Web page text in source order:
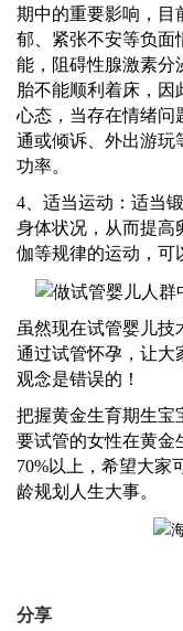
期中的重要影响，目
郁、紧张不安等负面
能，阻碍性腺激素分
胎不能顺利着床，因
心态，当存在情绪问
通或倾诉、外出游玩
功率。
4、适当运动：适当
身体状况，从而提高
伽等规律的运动，可
虽然现在试管婴儿技
通过试管怀孕，让大
观念是错误的！
把握黄金生育期生宝
要试管的女性在黄金
70%以上，希望大家
龄规划人生大事。
分享